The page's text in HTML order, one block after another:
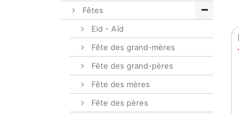
Fêtes
Eid - Aïd
Fête des grand-mères
Fête des grand-pères
Fête des mères
Fête des pères